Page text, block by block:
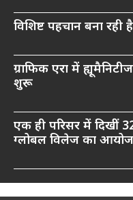
विशिष्ट पहचान बना
ग्राफिक एरा में
शुरू
एक ही परिसर में दिखीं
ग्लोबल विलेज का